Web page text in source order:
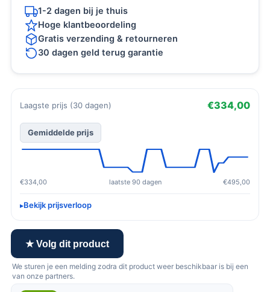
1-2 dagen bij je thuis
Hoge klantbeoordeling
Gratis verzending & retourneren
30 dagen geld terug garantie
Laagste prijs (30 dagen) €334,00
Gemiddelde prijs
€334,00 laatste 90 dagen €495,00
Bekijk prijsverloop
★ Volg dit product
We sturen je een melding zodra dit product weer beschikbaar is bij een
van onze partners.